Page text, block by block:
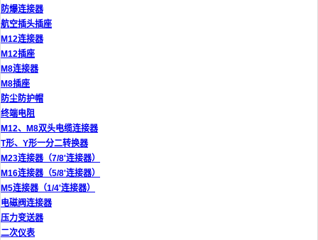
防爆连接器
航空插头插座
M12连接器
M12插座
M8连接器
M8插座
防尘防护帽
终端电阻
M12、M8双头电缆连接器
T形、Y形一分二转换器
M23连接器（7/8'连接器）
M16连接器（5/8'连接器）
M5连接器（1/4'连接器）
电磁阀连接器
压力变送器
二次仪表